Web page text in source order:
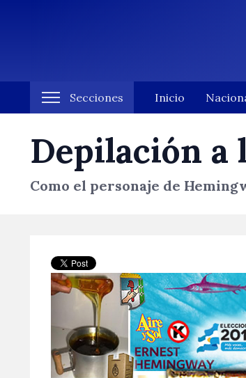
Secciones Inicio
Depilación a
Como el personaje de